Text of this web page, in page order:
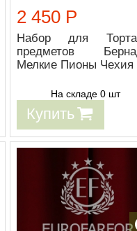
2 450 Р
Набор для
предметов
Мелкие Пионы Чехия
На складе 0 шт
Купить